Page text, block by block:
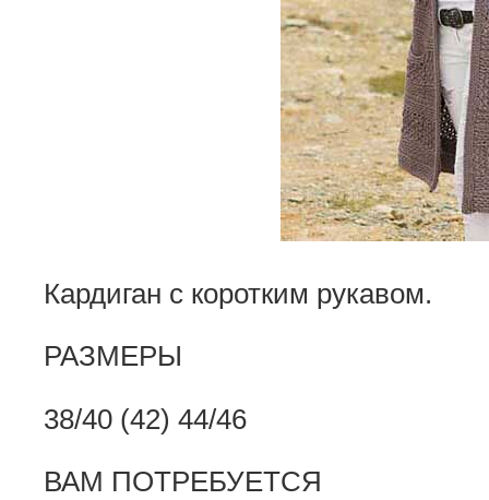
Кардиган с коротким рукавом.
РАЗМЕРЫ
38/40 (42) 44/46
ВАМ ПОТРЕБУЕТСЯ